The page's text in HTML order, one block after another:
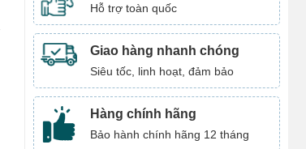
Hỗ trợ toàn quốc
Giao hàng nhanh chóng
Siêu tốc, linh hoạt, đảm bảo
Hàng chính hãng
Bảo hành chính hãng 12 tháng